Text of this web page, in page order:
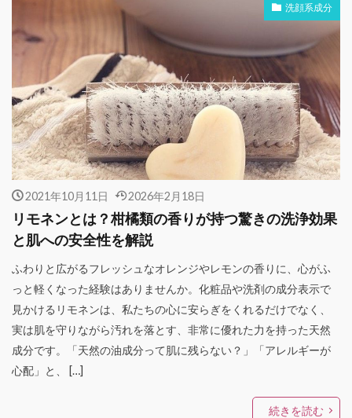
洗顔系成分
2021年10月11日 2026年2月18日
リモネンとは？柑橘類の香りが持つ驚きの洗浄効果
と肌への安全性を解説
ふわりと広がるフレッシュなオレンジやレモンの香りに、心がふ
っと軽くなった経験はありませんか。化粧品や洗剤の成分表示で
見かけるリモネンは、私たちの心に安らぎをくれるだけでなく、
実は肌を守りながら汚れを落とす、非常に優れた力を持った天然
成分です。「天然の油成分って肌に残らない？」「アレルギーが
心配」と、 […]
続きを読む